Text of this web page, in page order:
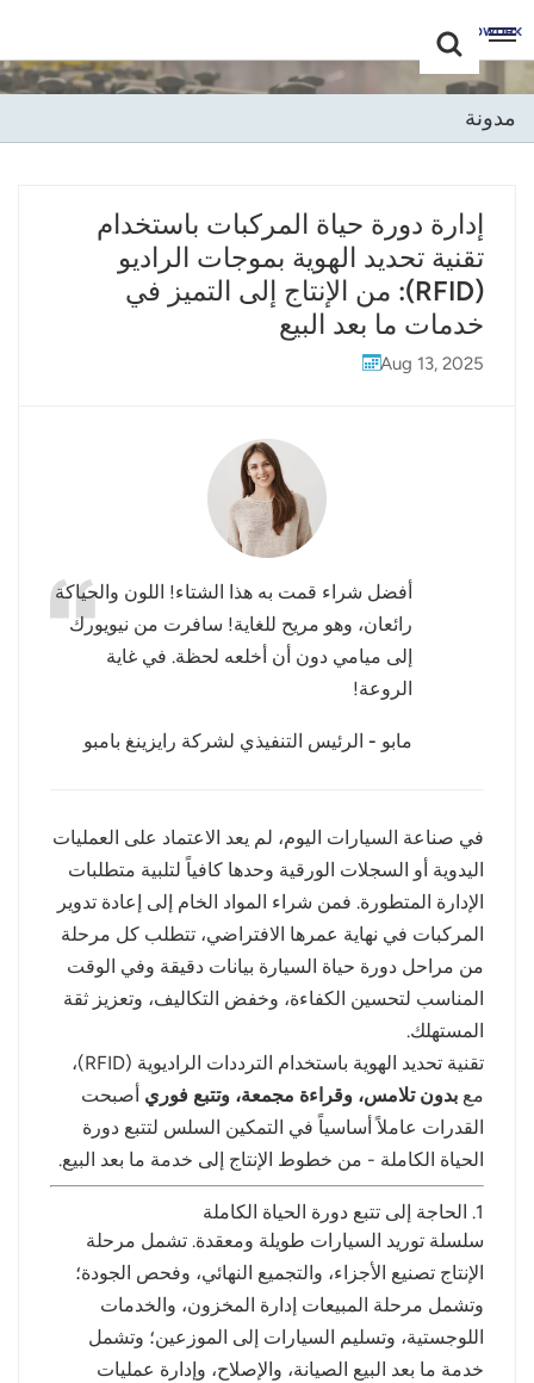
+86 -18681515767
English
Deutsch
Русский
Italiano
Português
Nederland
日语
한국어
Türk
Melayu
Polski
แบบไทย
Tiếng Việt
Indonesia
norsk
magyar
مدونة
إدارة دورة حياة المركبات باستخدام
تقنية تحديد الهوية بموجات الراديو
(RFID): من الإنتاج إلى التميز في
خدمات ما بعد البيع
Aug 13, 2025
أفضل شراء قمت به هذا الشتاء! اللون والحياكة
رائعان، وهو مريح للغاية! سافرت من نيويورك
إلى ميامي دون أن أخلعه لحظة. في غاية
الروعة!
مابو - الرئيس التنفيذي لشركة رايزينغ بامبو
في صناعة السيارات اليوم، لم يعد الاعتماد على العمليات
اليدوية أو السجلات الورقية وحدها كافياً لتلبية متطلبات
الإدارة المتطورة. فمن شراء المواد الخام إلى إعادة تدوير
المركبات في نهاية عمرها الافتراضي، تتطلب كل مرحلة
من مراحل دورة حياة السيارة بيانات دقيقة وفي الوقت
المناسب لتحسين الكفاءة، وخفض التكاليف، وتعزيز ثقة
المستهلك.
تقنية تحديد الهوية باستخدام الترددات الراديوية (RFID)،
معبدون تلامس، وقراءة مجمعة، وتتبع فوري أصبحت
القدرات عاملاً أساسياً في التمكين السلس لتتبع دورة
الحياة الكاملة - من خطوط الإنتاج إلى خدمة ما بعد البيع.
1. الحاجة إلى تتبع دورة الحياة الكاملة
سلسلة توريد السيارات طويلة ومعقدة. تشمل مرحلة
الإنتاج تصنيع الأجزاء، والتجميع النهائي، وفحص الجودة؛
وتشمل مرحلة المبيعات إدارة المخزون، والخدمات
اللوجستية، وتسليم السيارات إلى الموزعين؛ وتشمل
خدمة ما بعد البيع الصيانة، والإصلاح، وإدارة عمليات